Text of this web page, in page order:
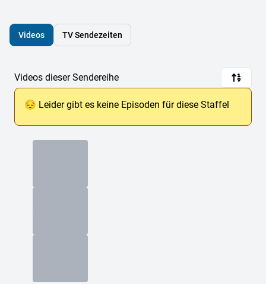
Videos TV Sendezeiten
Videos dieser Sendereihe
😔 Leider gibt es keine Episoden für diese Staffel